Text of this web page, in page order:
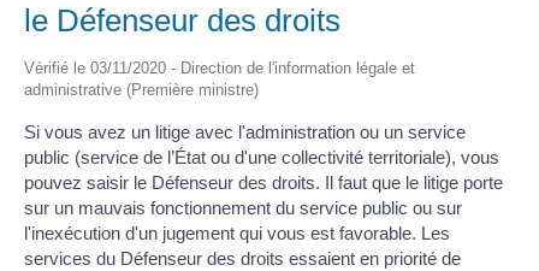
le Défenseur des droits
Vérifié le 03/11/2020 - Direction de l'information légale et
administrative (Première ministre)
Si vous avez un litige avec l'administration ou un service
public (service de l’État ou d'une collectivité territoriale), vous
pouvez saisir le Défenseur des droits. Il faut que le litige porte
sur un mauvais fonctionnement du service public ou sur
l'inexécution d'un jugement qui vous est favorable. Les
services du Défenseur des droits essaient en priorité de